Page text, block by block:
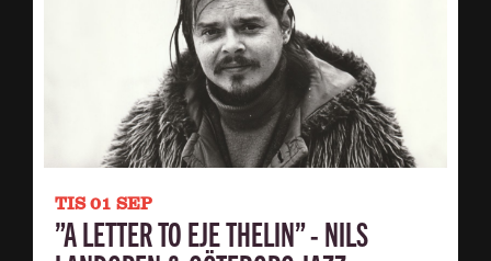
TIS 01 SEP
”A LETTER TO EJE THELIN” - NILS